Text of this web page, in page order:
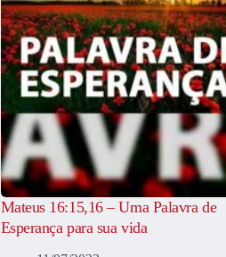
Mateus 16:15,16 – Uma Palavra de
Esperança para sua vida